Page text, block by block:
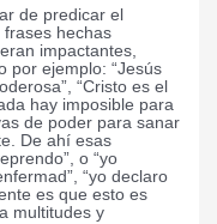
de predicar el
frases hechas
impactantes,
por ejemplo: “Jesús
“Cristo es el
hay imposible para
de poder para sanar
De ahí esas
o “yo
“yo declaro
es que esto es
multitudes y